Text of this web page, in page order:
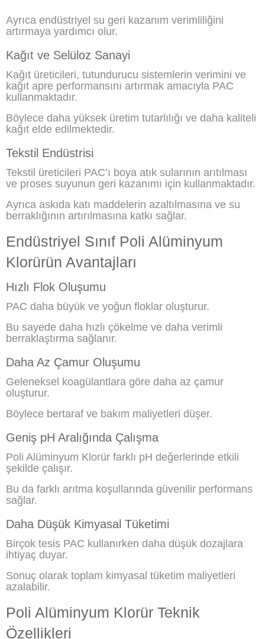
Ayrıca endüstriyel su geri kazanım verimliliğini
artırmaya yardımcı olur.
Kağıt ve Selüloz Sanayi
Kağıt üreticileri, tutundurucu sistemlerin verimini ve
kağıt apre performansını artırmak amacıyla PAC
kullanmaktadır.
Böylece daha yüksek üretim tutarlılığı ve daha kaliteli
kağıt elde edilmektedir.
Tekstil Endüstrisi
Tekstil üreticileri PAC’ı boya atık sularının arıtılması
ve proses suyunun geri kazanımı için kullanmaktadır.
Ayrıca askıda katı maddelerin azaltılmasına ve su
berraklığının artırılmasına katkı sağlar.
Endüstriyel Sınıf Poli Alüminyum
Klorürün Avantajları
Hızlı Flok Oluşumu
PAC daha büyük ve yoğun floklar oluşturur.
Bu sayede daha hızlı çökelme ve daha verimli
berraklaştırma sağlanır.
Daha Az Çamur Oluşumu
Geleneksel koagülantlara göre daha az çamur
oluşturur.
Böylece bertaraf ve bakım maliyetleri düşer.
Geniş pH Aralığında Çalışma
Poli Alüminyum Klorür farklı pH değerlerinde etkili
şekilde çalışır.
Bu da farklı arıtma koşullarında güvenilir performans
sağlar.
Daha Düşük Kimyasal Tüketimi
Birçok tesis PAC kullanırken daha düşük dozajlara
ihtiyaç duyar.
Sonuç olarak toplam kimyasal tüketim maliyetleri
azalabilir.
Poli Alüminyum Klorür Teknik
Özellikleri